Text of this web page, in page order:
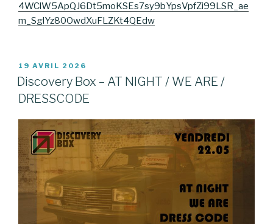
4WClW5ApQJ6Dt5moKSEs7sy9bYpsVpfZi99LSR_ae
m_SglYz80OwdXuFLZKt4QEdw
PUBLIÉ
LE
19 AVRIL 2026
Discovery Box – AT NIGHT / WE ARE /
DRESSCODE